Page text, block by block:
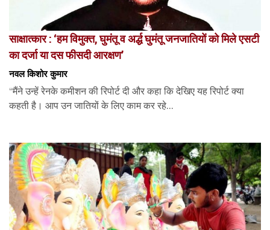
साक्षात्कार : ‘हम विमुक्त, घुमंतू व अर्द्ध घुमंतू जनजातियों को मिले एसटी
का दर्जा या दस फीसदी आरक्षण’
नवल किशोर कुमार
“मैंने उन्हें रेनके कमीशन की रिपोर्ट दी और कहा कि देखिए यह रिपोर्ट क्या
कहती है। आप उन जातियों के लिए काम कर रहे...